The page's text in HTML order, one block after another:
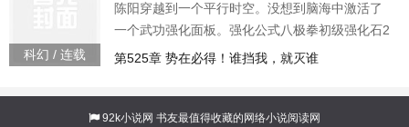
科幻 / 连载
陈阳穿越到一个平行时空。没想到脑海中激活了
一个武功强化面板。强化公式八极拳初级强化石2
八极拳入门1想要变强，只需要获得强化石。本以
的人生彻底改变。一个国内武坛的打假国术狂
人，拥有千万粉丝的顶流网红，竟然要跟他切
第525章 势在必得！谁挡我，就灭谁
92k小说网 书友最值得收藏的网络小说阅读网